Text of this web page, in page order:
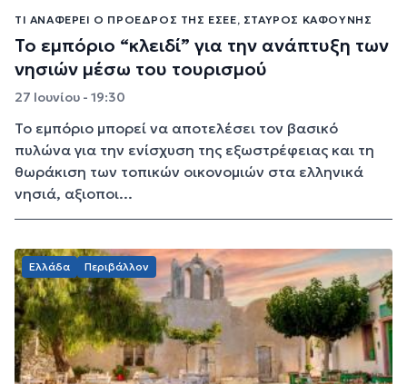
ΤΙ ΑΝΑΦΈΡΕΙ Ο ΠΡΌΕΔΡΟΣ ΤΗΣ ΕΣΕΕ, ΣΤΑΎΡΟΣ ΚΑΦΟΎΝΗΣ
Το εμπόριο “κλειδί” για την ανάπτυξη των
νησιών μέσω του τουρισμού
27 Ιουνίου - 19:30
Το εμπόριο μπορεί να αποτελέσει τον βασικό
πυλώνα για την ενίσχυση της εξωστρέφειας και τη
θωράκιση των τοπικών οικονομιών στα ελληνικά
νησιά, αξιοποι...
Ελλάδα Περιβάλλον